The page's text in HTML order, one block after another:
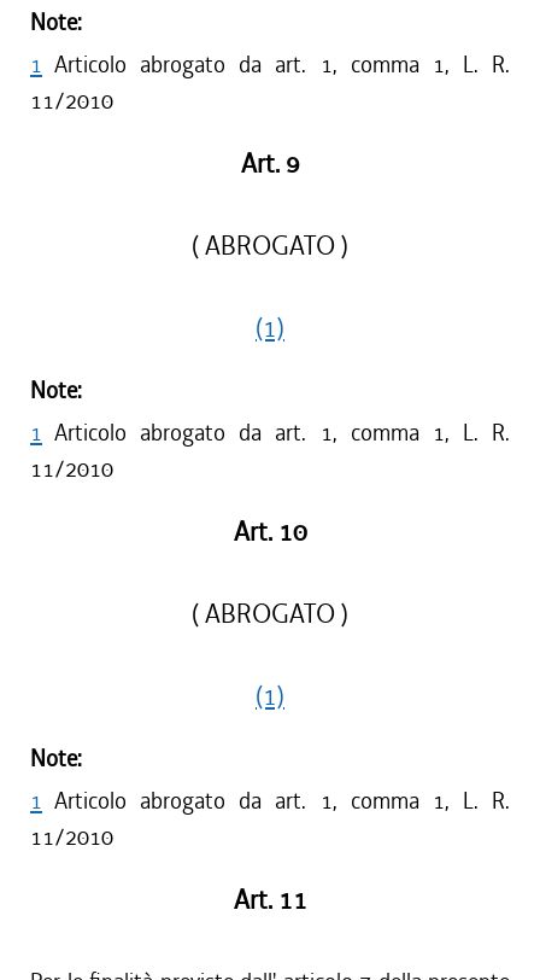
Note:
1 Articolo abrogato da art. 1, comma 1, L. R.
11/2010
Art. 9
( ABROGATO )
(1)
Note:
1 Articolo abrogato da art. 1, comma 1, L. R.
11/2010
Art. 10
( ABROGATO )
(1)
Note:
1 Articolo abrogato da art. 1, comma 1, L. R.
11/2010
Art. 11